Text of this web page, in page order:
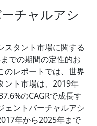
チャルアシ
スタント市場に関する
での期間の定性的お
のレポートでは、世界
ント市場は、2019年
のCAGRで成長す
ェントバーチャルアシ
年から2025年まで